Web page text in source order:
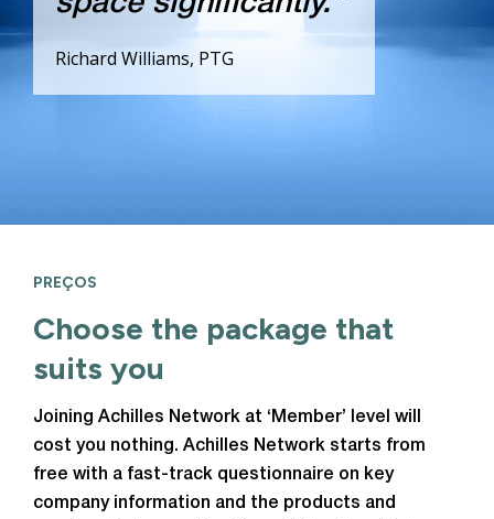
Richard Williams, PTG
PREÇOS
Choose the package that
suits you
Joining Achilles Network at ‘Member’ level will
cost you nothing. Achilles Network starts from
free with a fast-track questionnaire on key
company information and the products and